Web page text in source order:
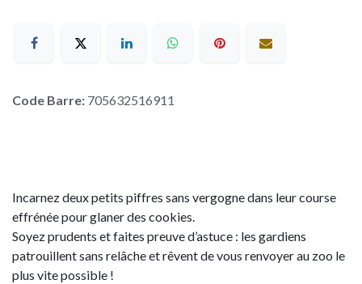
Code Barre: 705632516911
Incarnez deux petits piffres sans vergogne dans leur course
effrénée pour glaner des cookies.
Soyez prudents et faites preuve d’astuce : les gardiens
patrouillent sans relâche et rêvent de vous renvoyer au zoo le
plus vite possible !